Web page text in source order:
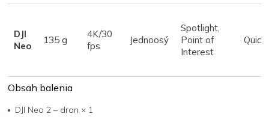
DJI
Neo
135 g
4K/30
fps
Jednoosý
Spotlight,
Point of
Interest
Obsah balenia
DJI Neo 2 – dron × 1